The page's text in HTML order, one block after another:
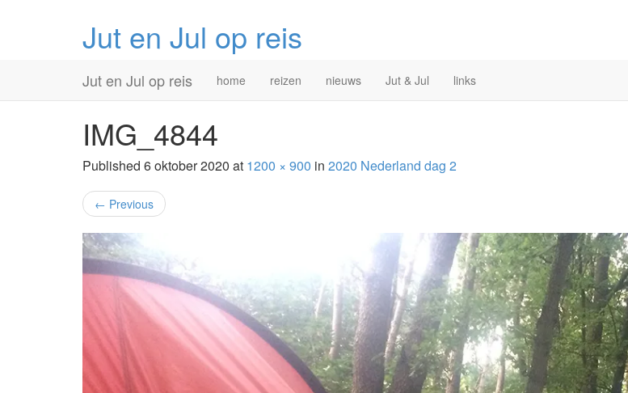
Jut en Jul op reis
Menu
content
Jut en Jul op reis home reizen nieuws Jut & Jul links
IMG_4844
Published 6 oktober 2020 at 1200 × 900 in 2020 Nederland dag 2
← Previous